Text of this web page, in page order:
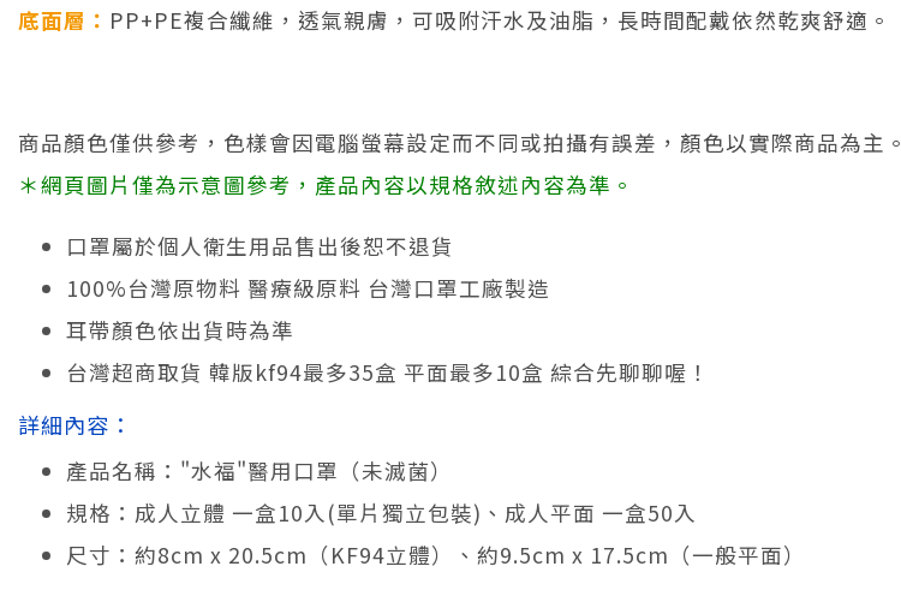
底面層： PP+PE複合纖維，透氣親膚，可吸附汗水及油脂，長時間配戴依然乾爽舒適。
商品顏色僅供參考，色樣會因電腦螢幕設定而不同或拍攝有誤差，顏色以實際商品為主。
＊網頁圖片僅為示意圖參考，產品內容以規格敘述內容為準。
口罩屬於個人衛生用品售出後恕不退貨
100%台灣原物料 醫療級原料 台灣口罩工廠製造
耳帶顏色依出貨時為準
台灣超商取貨 韓版kf94最多35盒 平面最多10盒 綜合先聊聊喔！
詳細內容：
產品名稱："水福"醫用口罩（未滅菌）
規格：成人立體 一盒10入(單片獨立包裝)、成人平面 一盒50入
尺寸：約8cm x 20.5cm（KF94立體）、約9.5cm x 17.5cm（一般平面）